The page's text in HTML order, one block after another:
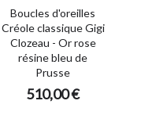
Boucles d'oreilles
Créole classique Gigi
Clozeau - Or rose
résine bleu de
Prusse
510,00 €